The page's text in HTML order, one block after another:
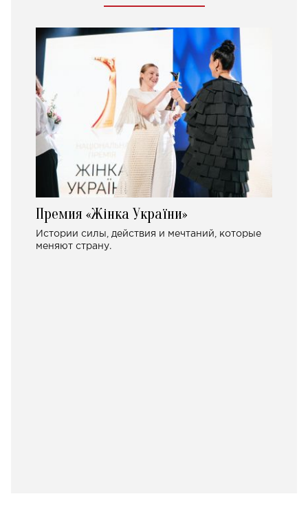
Премия «Жінка України»
Истории силы, действия и мечтаний, которые
меняют страну.